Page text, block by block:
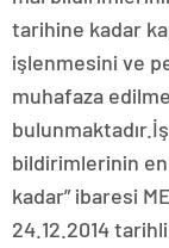
tarihine kadar
işlenmesini ve
muhafaza
bildirimlerinin en
kadar” ibaresi
24.12.2014 tarihli